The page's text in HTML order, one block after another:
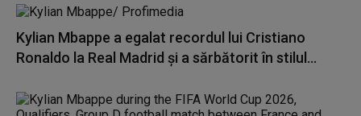
Kylian Mbappe a egalat recordul lui Cristiano
Ronaldo la Real Madrid şi a sărbătorit în stilul...